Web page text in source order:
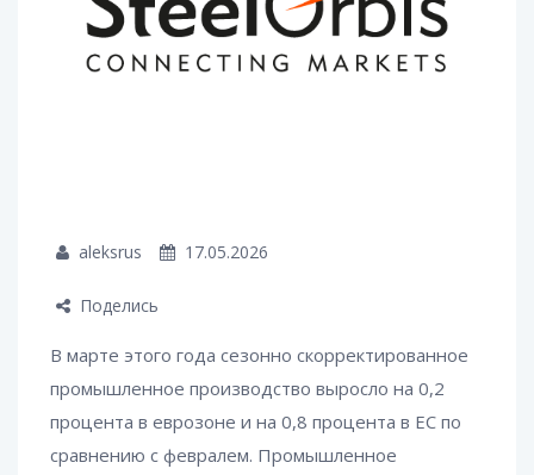
aleksrus 17.05.2026
Поделись
В марте этого года сезонно скорректированное
промышленное производство выросло на 0,2
процента в еврозоне и на 0,8 процента в ЕС по
сравнению с февралем. Промышленное